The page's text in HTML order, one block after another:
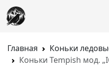
Главная
Коньки
Коньки Tempish мод.